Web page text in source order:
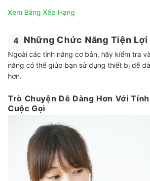
Xem Bảng Xếp Hạng
4 Những Chức Năng Tiện Lợi
Ngoài các tính năng cơ bản, hãy kiểm tra
năng có thể giúp bạn sử dụng thiết bị dễ
hơn.
Trò Chuyện Dễ Dàng Hơn Với
Cuộc Gọi